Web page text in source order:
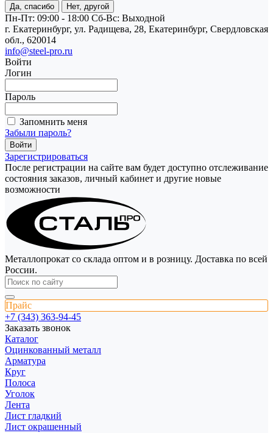
Да, спасибо Нет, другой
Пн-Пт: 09:00 - 18:00 Cб-Вс: Выходной
г. Екатеринбург, ул. Радищева, 28, Екатеринбург, Свердловская
обл., 620014
info@steel-pro.ru
Войти
Логин
Пароль
Запомнить меня
Забыли пароль?
Зарегистрироваться
После регистрации на сайте вам будет доступно отслеживание
состояния заказов, личный кабинет и другие новые
возможности
Металлопрокат со склада оптом и в розницу. Доставка по всей
России.
Прайс
+7 (343) 363-94-45
Заказать звонок
Каталог
Оцинкованный металл
Арматура
Круг
Полоса
Уголок
Лента
Лист гладкий
Лист окрашенный